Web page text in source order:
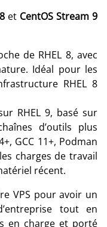
et CentOS Stream 9
de RHEL 8, avec
Idéal pour les
RHEL 8
RHEL 9, basé sur
d’outils plus
GCC 11+, Podman
charges de travail
récent.
VPS pour avoir un
tout en
en charge et porté